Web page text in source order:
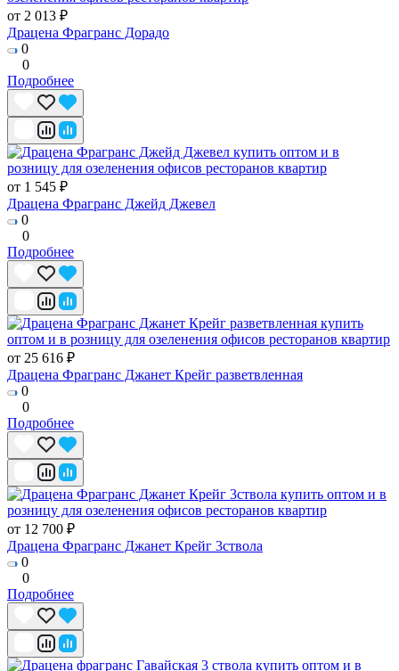
от 2 013 ₽
Драцена Фрагранс Дорадо
0
0
Подробнее
от 1 545 ₽
Драцена Фрагранс Джейд Джевел
0
0
Подробнее
от 25 616 ₽
Драцена Фрагранс Джанет Крейг разветвленная
0
0
Подробнее
от 12 700 ₽
Драцена Фрагранс Джанет Крейг 3ствола
0
0
Подробнее